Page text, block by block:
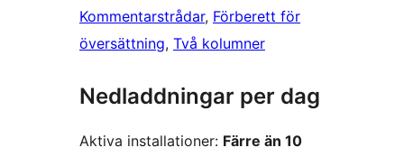
Kommentarstrådar, Förberett för
översättning, Två kolumner
Nedladdningar per dag
Aktiva installationer: Färre än 10